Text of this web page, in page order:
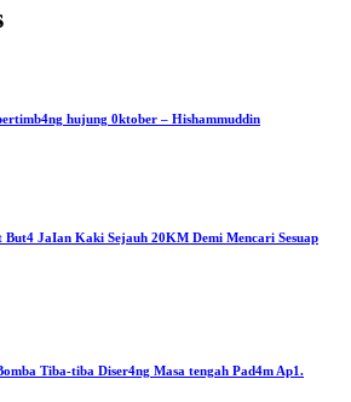
hujung 0ktober – Hishammuddin
But4 JaIan Kaki Sejauh 20KM Demi Mencari Sesuap
Tiba-tiba Diser4ng Masa tengah Pad4m Ap1.